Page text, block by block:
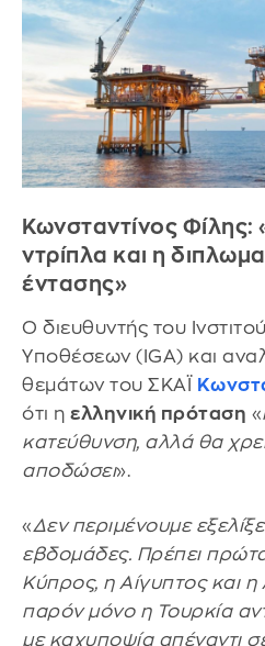
Κωνσταντίνος Φίλης:
ντρίπλα και η
έντασης»
Ο διευθυντής του
Υποθέσεων (IGA) και
θεμάτων του ΣΚΑΪ
ότι η ελληνική πρόταση «
κατεύθυνση, αλλά θα
αποδώσει».
«Δεν περιμένουμε
εβδομάδες. Πρέπει
Κύπρος, η Αίγυπτος και
παρόν μόνο η Τουρκία
με καχυποψία απέναντι